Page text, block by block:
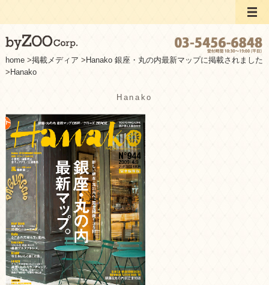
home>掲載メディア > Hanako 銀座・丸の内最新マップに掲載されました
> Hanako
Hanako